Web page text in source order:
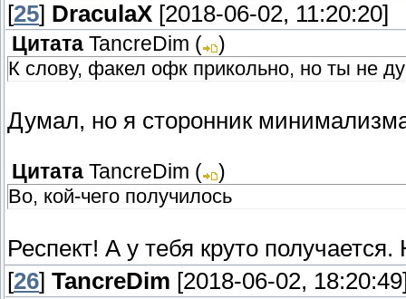
[25] DraculaX [2018-06-02, 11:20:20]
Цитата TancreDim (
)
К слову, факел офк прикольно, но ты не
Думал, но я сторонник
Цитата TancreDim (
)
Во, кой-чего получилось
Респект! А у тебя круто
[26] TancreDim [2018-06-02,